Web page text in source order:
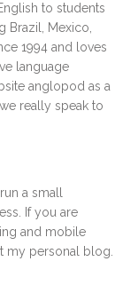
to students
Brazil, Mexico,
1994 and loves
language
anglopod as a
really speak to
a small
If you are
and mobile
my personal blog.